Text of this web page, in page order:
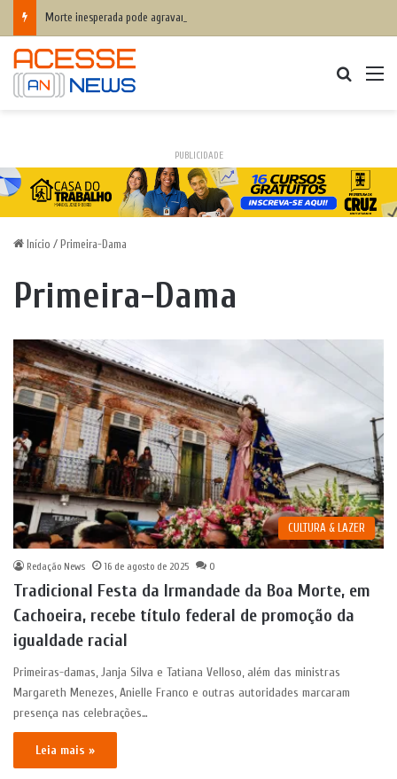
Morte inesperada pode agravar desequilíbrio financeiro das famílias
PUBLICIDADE
Início / Primeira-Dama
Primeira-Dama
CULTURA & LAZER
Redação News 16 de agosto de 2025 0
Tradicional Festa da Irmandade da Boa Morte, em
Cachoeira, recebe título federal de promoção da
igualdade racial
Primeiras-damas, Janja Silva e Tatiana Velloso, além das ministras
Margareth Menezes, Anielle Franco e outras autoridades marcaram
presença nas celebrações…
Leia mais »